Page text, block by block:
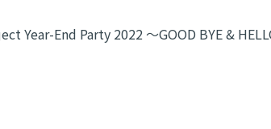
End Party 2022 ～GOOD BYE &